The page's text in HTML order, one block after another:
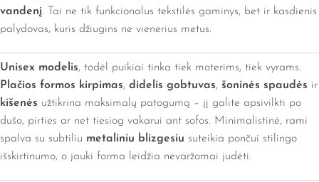
vandenį. Tai ne tik funkcionalus tekstilės gaminys, bet ir kasdienis
palydovas, kuris džiugins ne vienerius metus.
Unisex modelis, todėl puikiai tinka tiek moterims, tiek vyrams.
Plačios formos kirpimas, didelis gobtuvas, šoninės spaudės ir
kišenės užtikrina maksimalų patogumą – jį galite apsivilkti po
dušo, pirties ar net tiesiog vakarui ant sofos. Minimalistinė, rami
spalva su subtiliu metaliniu blizgesiu suteikia pončui stilingo
išskirtinumo, o jauki forma leidžia nevaržomai judėti.